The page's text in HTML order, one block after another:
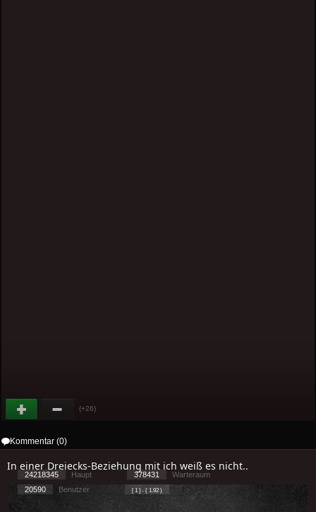
(+26)
Kommentar (0)
In einer Dreiecks-Beziehung mit ich weiß es nicht..
24218345 Haupt 378431
Warteraum
20590
Benutzer [ 1 ] - ( 1.92 )